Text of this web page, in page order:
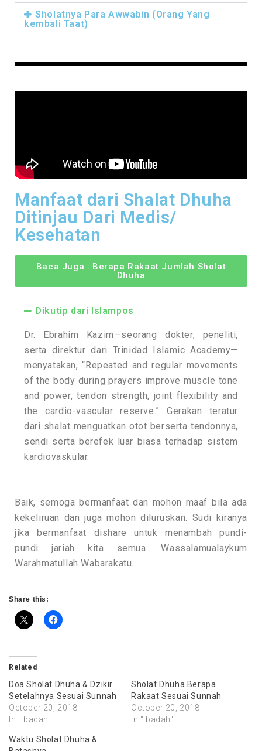
Sholatnya Para Awwabin (Orang Yang
kembali Taat)
Manfaat dari Shalat Dhuha
Ditinjau Dari Medis/
Kesehatan
Baca Juga : Berapa Rakaat Jumlah Sholat
Dhuha
Dikutip dari Islampos
Dr. Ebrahim Kazim—seorang dokter, peneliti,
serta direktur dari Trinidad Islamic Academy—
menyatakan, “Repeated and regular movements
of the body during prayers improve muscle tone
and power, tendon strength, joint flexibility and
the cardio-vascular reserve.” Gerakan teratur
dari shalat menguatkan otot berserta tendonnya,
sendi serta berefek luar biasa terhadap sistem
kardiovaskular.
Baik, semoga bermanfaat dan mohon maaf bila ada
kekeliruan dan juga mohon diluruskan. Sudi kiranya
jika bermanfaat dishare untuk menambah pundi-
pundi jariah kita semua. Wassalamualaykum
Warahmatullah Wabarakatu.
Share this:
Related
Doa Sholat Dhuha & Dzikir
Setelahnya Sesuai Sunnah
October 20, 2018
In "Ibadah"
Sholat Dhuha Berapa
Rakaat Sesuai Sunnah
October 20, 2018
In "Ibadah"
Waktu Sholat Dhuha &